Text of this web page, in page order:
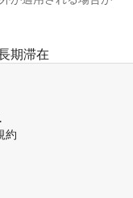
期滞在
約